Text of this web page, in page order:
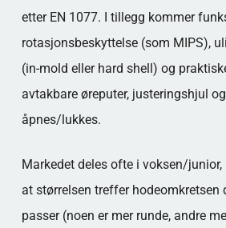
etter EN 1077. I tillegg kommer
rotasjonsbeskyttelse (som MIPS),
(in-mold eller hard shell) og
avtakbare øreputer, justeringshjul
åpnes/lukkes.
Markedet deles ofte i voksen/
at størrelsen treffer hodeomkretsen
passer (noen er mer runde, andre